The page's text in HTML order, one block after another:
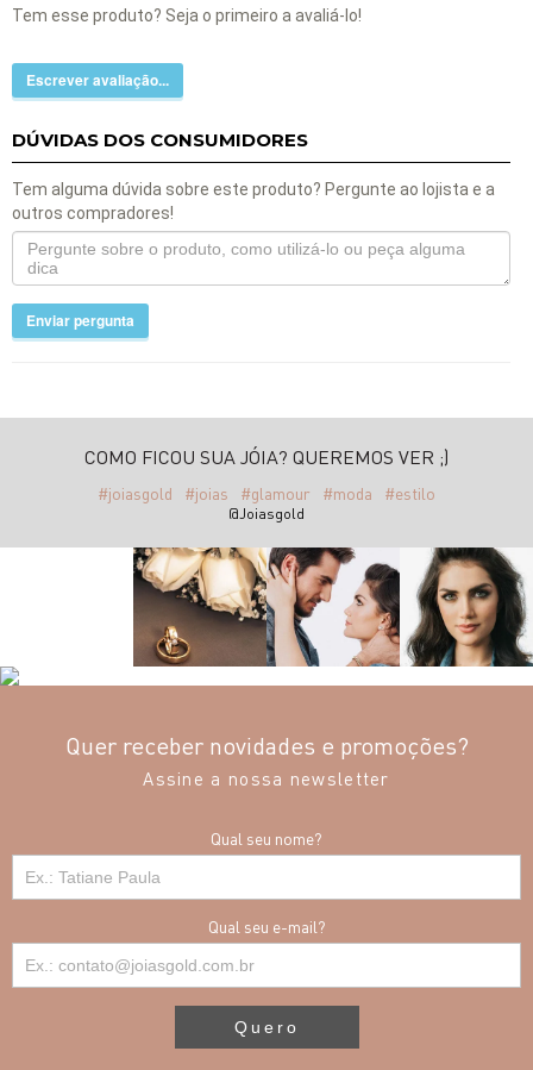
Tem esse produto? Seja o primeiro a avaliá-lo!
Escrever avaliação...
DÚVIDAS DOS CONSUMIDORES
Tem alguma dúvida sobre este produto? Pergunte ao lojista e a
outros compradores!
Enviar pergunta
COMO FICOU SUA JÓIA? QUEREMOS VER ;)
#joiasgold #joias #glamour #moda #estilo
@Joiasgold
Quer receber novidades e promoções?
Assine a nossa newsletter
Qual seu nome?
Qual seu e-mail?
Quero